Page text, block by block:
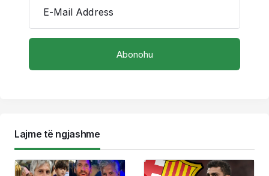
E-Mail Address
Lajme të ngjashme